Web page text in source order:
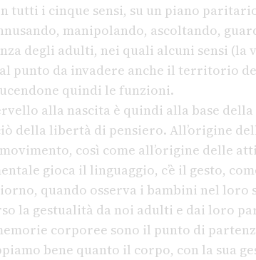
tutti i cinque sensi, su un piano
manipolando, ascoltando,
degli adulti, nei quali alcuni sensi (la
punto da invadere anche il territorio
quindi le funzioni.
alla nascita è quindi alla base
della libertà di pensiero. All’origine
movimento, così come all’origine delle
gioca il linguaggio, c’è il gesto,
quando osserva i bambini nel loro
la gestualità da noi adulti e dai loro
corporee sono il punto di
bene quanto il corpo, con la sua